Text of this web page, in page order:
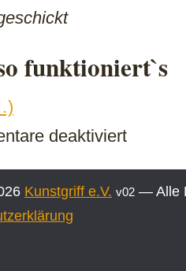
funktioniert`s
deaktiviertSpeed:Dating
(Oder)
Kunstgriff e.V. v02 — Alle